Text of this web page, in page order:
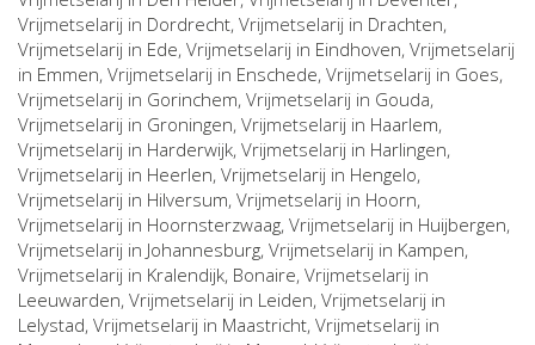
Vrijmetselarij in Dordrecht, Vrijmetselarij in Drachten,
Vrijmetselarij in Ede, Vrijmetselarij in Eindhoven, Vrijmetselarij
in Emmen, Vrijmetselarij in Enschede, Vrijmetselarij in Goes,
Vrijmetselarij in Gorinchem, Vrijmetselarij in Gouda,
Vrijmetselarij in Groningen, Vrijmetselarij in Haarlem,
Vrijmetselarij in Harderwijk, Vrijmetselarij in Harlingen,
Vrijmetselarij in Heerlen, Vrijmetselarij in Hengelo,
Vrijmetselarij in Hilversum, Vrijmetselarij in Hoorn,
Vrijmetselarij in Hoornsterzwaag, Vrijmetselarij in Huijbergen,
Vrijmetselarij in Johannesburg, Vrijmetselarij in Kampen,
Vrijmetselarij in Kralendijk, Bonaire, Vrijmetselarij in
Leeuwarden, Vrijmetselarij in Leiden, Vrijmetselarij in
Lelystad, Vrijmetselarij in Maastricht, Vrijmetselarij in